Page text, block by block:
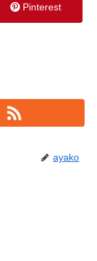
Pinterest
ayako